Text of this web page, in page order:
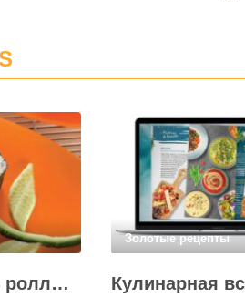
Как приготовить роллы в домашних условиях?
Золотые рецепты